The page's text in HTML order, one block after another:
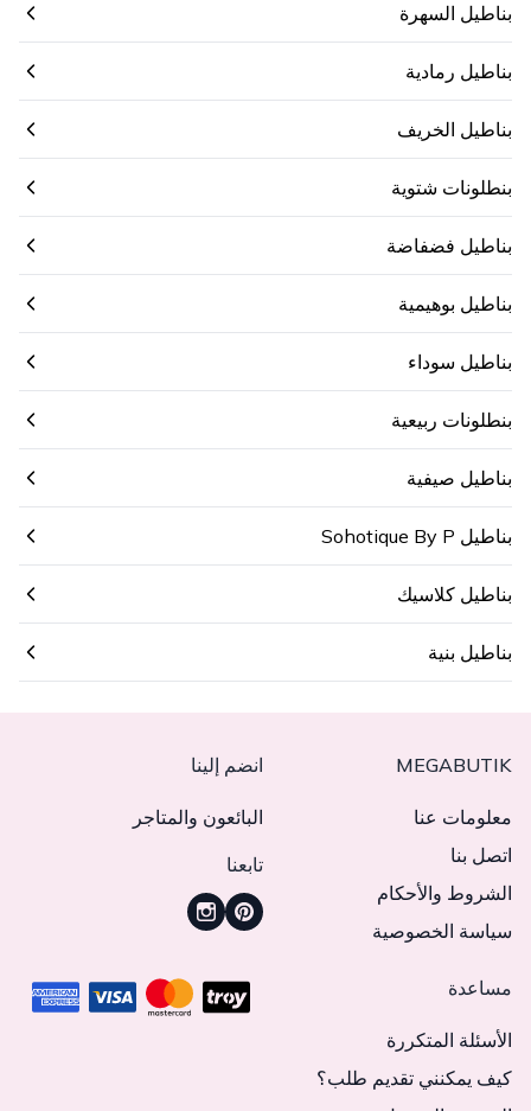
بناطيل السهرة
بناطيل رمادية
بناطيل الخريف
بنطلونات شتوية
بناطيل فضفاضة
بناطيل بوهيمية
بناطيل سوداء
بنطلونات ربيعية
بناطيل صيفية
بناطيل Sohotique By P
بناطيل كلاسيك
بناطيل بنية
MEGABUTIK
معلومات عنا
اتصل بنا
الشروط والأحكام
سياسة الخصوصية
انضم إلينا
البائعون والمتاجر
تابعنا
مساعدة
الأسئلة المتكررة
كيف يمكنني تقديم طلب؟